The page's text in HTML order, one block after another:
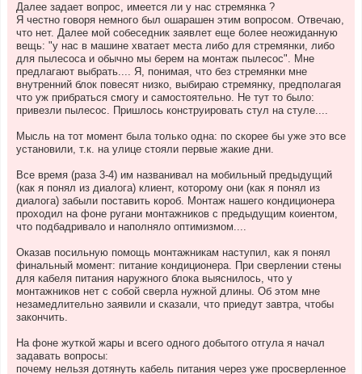
Далее задает вопрос, имеется ли у нас стремянка ?
Я честно говоря немного был ошарашен этим вопросом. Отвечаю,
что нет. Далее мой собеседник заявлет еще более неожиданную
вещь: "у нас в машине хватает места либо для стремянки, либо
для пылесоса и обычно мы берем на монтаж пылесос". Мне
предлагают выбрать.... Я, понимая, что без стремянки мне
внутренний блок повесят низко, выбираю стремянку, предполагая
что уж прибраться смогу и самостоятельно. Не тут то было:
привезли пылесос. Пришлось конструировать стул на стуле....
Мысль на тот момент была только одна: по скорее бы уже это все
установили, т.к. на улице стояли первые жакие дни.
Все время (раза 3-4) им названивал на мобильный предыдущий
(как я понял из диалога) клиент, которому они (как я понял из
диалога) забыли поставить короб. Монтаж нашего кондиционера
проходил на фоне ругани монтажников с предыдущим коиентом,
что подбадривало и наполняло оптимизмом....
Оказав посильную помощь монтажникам наступил, как я понял
финальный момент: питание кондиционера. При сверлении стены
для кабеля питания наружного блока выяснилось, что у
монтажников нет с собой сверла нужной длины. Об этом мне
незамедлительно заявили и сказали, что приедут завтра, чтобы
закончить.
На фоне жуткой жары и всего одного добытого отгула я начал
задавать вопросы:
почему нельзя дотянуть кабель питания через уже просверленное